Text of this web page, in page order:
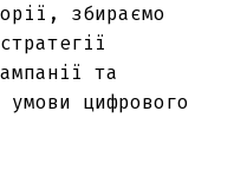
збираємо
та
цифрового